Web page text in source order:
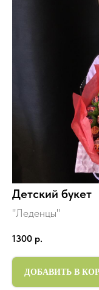
Детский букет
"Леденцы"
1300 р.
ДОБАВИТЬ В